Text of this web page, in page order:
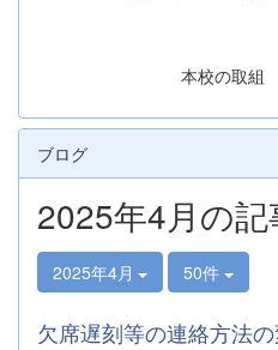
本
ブログ
2025年4月の記
2025年4月 50件
欠席遅刻等の連絡方法